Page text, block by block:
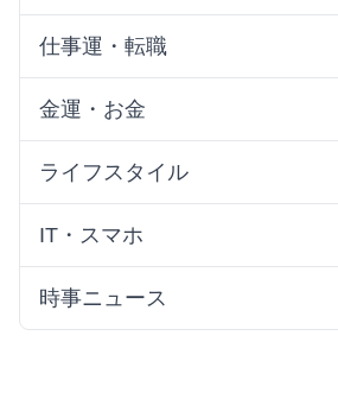
仕事運・転職
金運・お金
ライフスタイル
IT・スマホ
時事ニュース